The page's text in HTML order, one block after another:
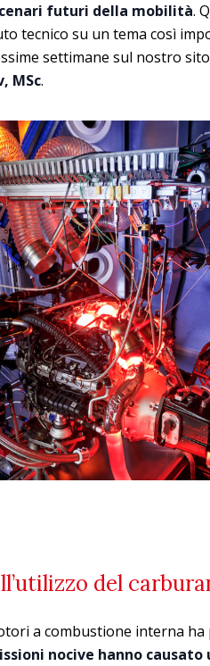
futuri della mobilità.
tecnico su un tema così
settimane sul nostro
MSc.
del
a combustione interna
nocive hanno causato